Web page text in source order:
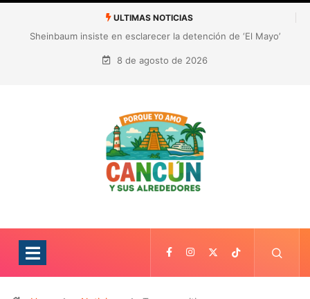
ULTIMAS NOTICIAS
¿Quién es Galita Ari y por qué acusa a RoRo de robar contenido?
La polémica que sacude las redes sociales
8 de agosto de 2026